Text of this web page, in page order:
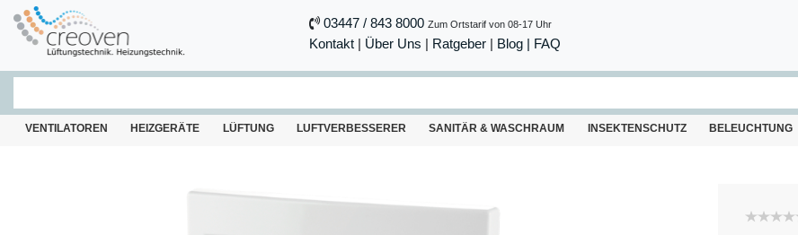
03447 / 843 8000 Zum Ortstarif von 08-17 Uhr
Kontakt| Über Uns | Ratgeber| Blog | FAQ
VENTILATOREN HEIZGERÄTE LÜFTUNG LUFTVERBESSERER SANITÄR & WASCHRAUM INSEKTENSCHUTZ BELEUCHTUNG